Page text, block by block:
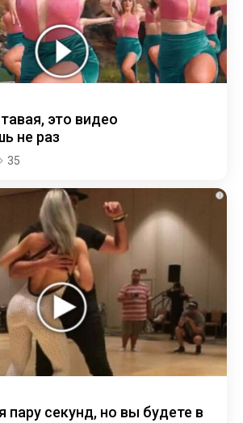
это видео
не раз
35
i
пару секунд, но вы будете в